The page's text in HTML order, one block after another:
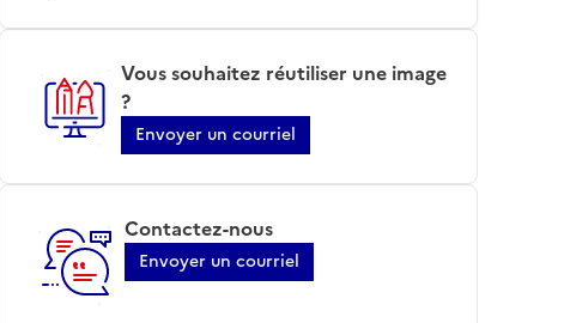
Vous souhaitez réutiliser une image
?
Envoyer un courriel
Contactez-nous
Envoyer un courriel